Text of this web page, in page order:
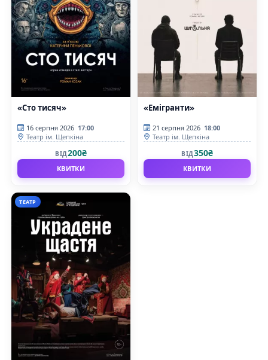
«Сто тисяч»
16 серпня 2026 17:00
Театр ім. Щепкіна
ВІД200₴
КВИТКИ
«Емігранти»
21 серпня 2026 18:00
Театр ім. Щепкіна
ВІД350₴
КВИТКИ
ТЕАТР